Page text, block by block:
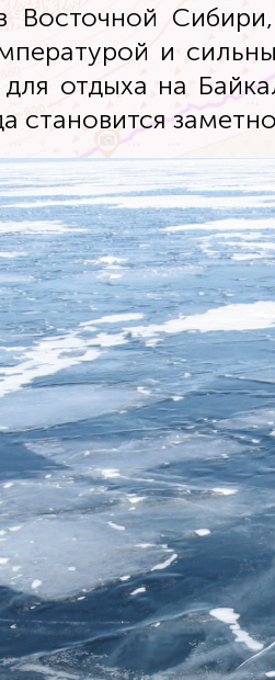
Восточной
и
отдыха на
становится